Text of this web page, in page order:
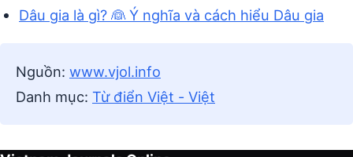
Dâu gia là gì? 👰 Ý nghĩa và cách hiểu Dâu gia
Nguồn: www.vjol.info
Danh mục: Từ điển Việt - Việt